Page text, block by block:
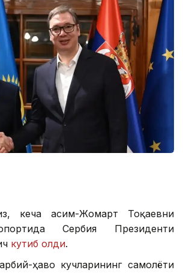
кеча Қасим-Жомарт Тоқаевни
Сербия Президенти
кутиб олди.
ҳаво кучларининг самолёти